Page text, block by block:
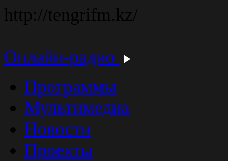
http://tengrifm.kz/
Онлайн-радио
Программы
Мультимедиа
Новости
Проекты